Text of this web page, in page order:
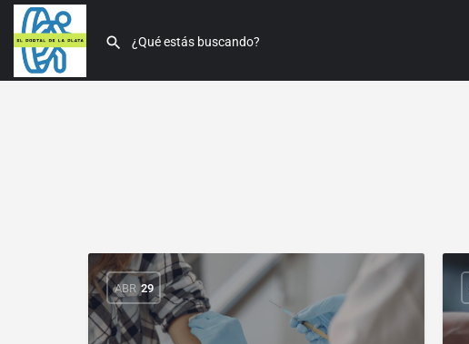
ABR 29